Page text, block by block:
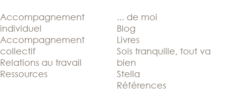
Accompagnement
individuel
Accompagnement
collectif
Relations au travail
Ressources
... de moi
Blog
Livres
Sois tranquille, tout va
bien
Stella
Références